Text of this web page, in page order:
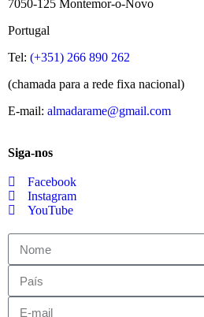
7050-125 Montemor-o-Novo
Portugal
Tel: (+351) 266 890 262
(chamada para a rede fixa nacional)
E-mail: almadarame@gmail.com
Siga-nos
Facebook
Instagram
YouTube